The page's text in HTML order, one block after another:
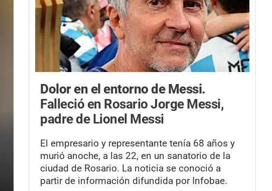
Dolor en el entorno de Messi.
Falleció en Rosario Jorge Messi,
padre de Lionel Messi
El empresario y representante tenía 68 años y
murió anoche, a las 22, en un sanatorio de la
ciudad de Rosario. La noticia se conoció a
partir de información difundida por Infobae.